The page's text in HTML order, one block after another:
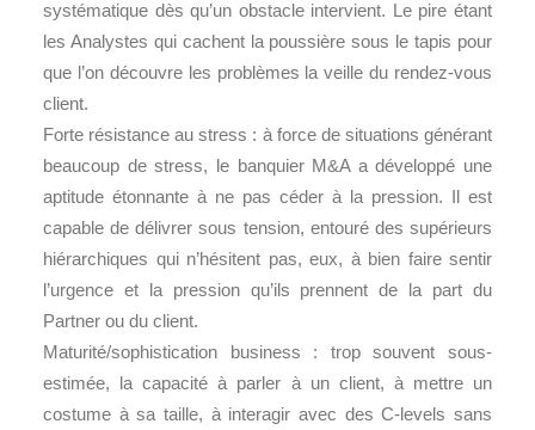
systématique dès qu’un obstacle intervient. Le pire étant
les Analystes qui cachent la poussière sous le tapis pour
que l’on découvre les problèmes la veille du rendez-vous
client.
Forte résistance au stress : à force de situations générant
beaucoup de stress, le banquier M&A a développé une
aptitude étonnante à ne pas céder à la pression. Il est
capable de délivrer sous tension, entouré des supérieurs
hiérarchiques qui n’hésitent pas, eux, à bien faire sentir
l’urgence et la pression qu’ils prennent de la part du
Partner ou du client.
Maturité/sophistication business : trop souvent sous-
estimée, la capacité à parler à un client, à mettre un
costume à sa taille, à interagir avec des C-levels sans